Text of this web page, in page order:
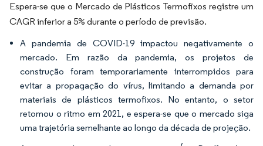
Espera-se que o Mercado de Plásticos Termofixos registre um
CAGR inferior a 5% durante o período de previsão.
A pandemia de COVID-19 impactou negativamente o
mercado. Em razão da pandemia, os projetos de
construção foram temporariamente interrompidos para
evitar a propagação do vírus, limitando a demanda por
materiais de plásticos termofixos. No entanto, o setor
retomou o ritmo em 2021, e espera-se que o mercado siga
uma trajetória semelhante ao longo da década de projeção.